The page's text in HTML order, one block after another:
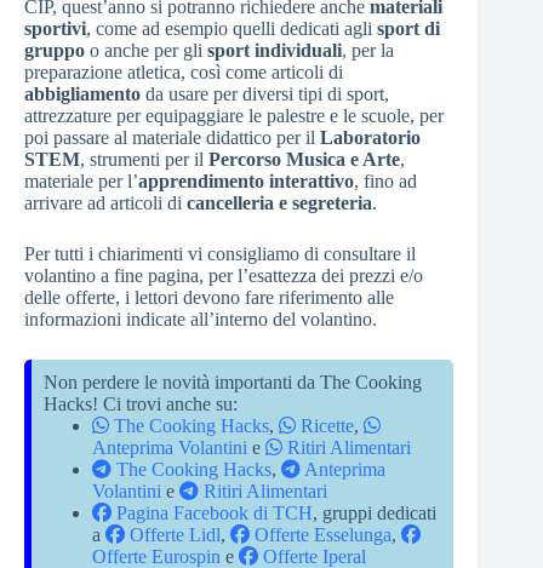
CIP, quest’anno si potranno richiedere anche materiali
sportivi, come ad esempio quelli dedicati agli sport di
gruppo o anche per gli sport individuali, per la
preparazione atletica, così come articoli di
abbigliamento da usare per diversi tipi di sport,
attrezzature per equipaggiare le palestre e le scuole, per
poi passare al materiale didattico per il Laboratorio
STEM, strumenti per il Percorso Musica e Arte,
materiale per l’apprendimento interattivo, fino ad
arrivare ad articoli di cancelleria e segreteria.
Per tutti i chiarimenti vi consigliamo di consultare il
volantino a fine pagina, per l’esattezza dei prezzi e/o
delle offerte, i lettori devono fare riferimento alle
informazioni indicate all’interno del volantino.
Non perdere le novità importanti da The Cooking
Hacks! Ci trovi anche su:
The Cooking Hacks, Ricette,
Anteprima Volantini e
Ritiri Alimentari
The Cooking Hacks,
Anteprima
Volantini e
Ritiri Alimentari
Pagina Facebook di TCH, gruppi dedicati
a
Offerte Lidl, Offerte Esselunga,
Offerte Eurospin e Offerte Iperal